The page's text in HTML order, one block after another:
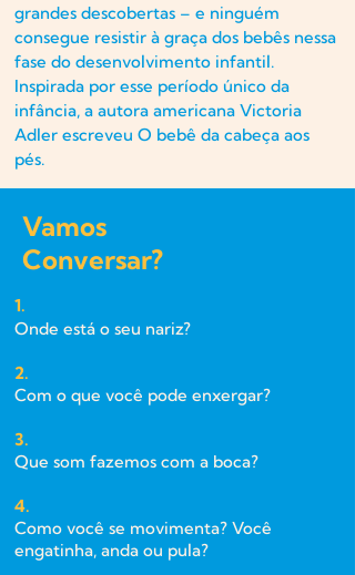
grandes descobertas – e ninguém
consegue resistir à graça dos bebês nessa
fase do desenvolvimento infantil.
Inspirada por esse período único da
infância, a autora americana Victoria
Adler escreveu O bebê da cabeça aos
pés.
Vamos
Conversar?
1.
Onde está o seu nariz?
2.
Com o que você pode enxergar?
3.
Que som fazemos com a boca?
4.
Como você se movimenta? Você
engatinha, anda ou pula?